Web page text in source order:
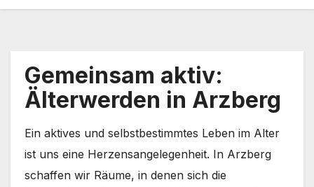
Gemeinsam aktiv:
Älterwerden in Arzberg
Ein aktives und selbstbestimmtes Leben im Alter
ist uns eine Herzensangelegenheit. In Arzberg
schaffen wir Räume, in denen sich die